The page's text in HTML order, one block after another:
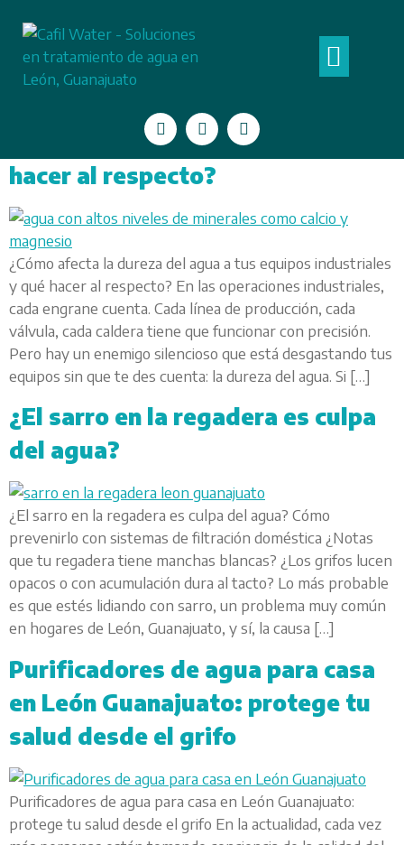
Categoría:Filtros
¿Cómo afecta la dureza del agua
a tus equipos industriales y qué
hacer al respecto?
¿Cómo afecta la dureza del agua a tus equipos industriales
y qué hacer al respecto? En las operaciones industriales,
cada engrane cuenta. Cada línea de producción, cada
válvula, cada caldera tiene que funcionar con precisión.
Pero hay un enemigo silencioso que está desgastando tus
equipos sin que te des cuenta: la dureza del agua. Si […]
¿El sarro en la regadera es culpa
del agua?
¿El sarro en la regadera es culpa del agua? Cómo
prevenirlo con sistemas de filtración doméstica ¿Notas
que tu regadera tiene manchas blancas? ¿Los grifos lucen
opacos o con acumulación dura al tacto? Lo más probable
es que estés lidiando con sarro, un problema muy común
en hogares de León, Guanajuato, y sí, la causa […]
Purificadores de agua para casa
en León Guanajuato: protege tu
salud desde el grifo
Purificadores de agua para casa en León Guanajuato:
protege tu salud desde el grifo En la actualidad, cada vez